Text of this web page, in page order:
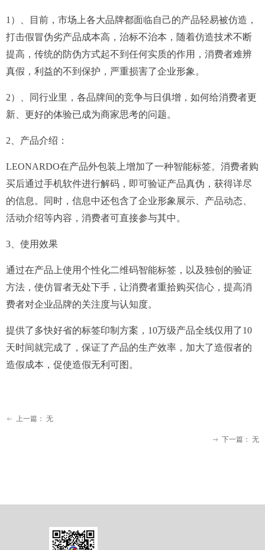
1）、目前，市场上各大品牌都面临自己的产品轻易被仿造，
打击假冒伪劣产品成本高，治标不治本，随着仿造技术不断
提高，传统的防伪方式起不到任何实质的作用，消费者难辨
真假，利益的不到保护，严重损害了企业形象。
2）、同行业里，各品牌间的竞争与日俱增，如何给消费者更
新、更好的体验已成为商家思考的问题。
2、产品介绍：
LEONARDO在产品外包装上增加了一种智能标签。消费者购
买后通过手机软件进行解码，即可验证产品真伪，获得详尽
的信息。同时，信息中还包含了企业形象展示、产品动态、
活动介绍等内容，消费者可直接参与其中。
3、使用效果
通过在产品上使用个性化二维码智能标签，以及独创的验证
方法，使仿冒者无处下手，让消费者重拾购买信心，提高消
费者对企业品牌的关注度与认知度。
提供了多快好省的标签印制方案，10万级产品全线仅用了10
天时间就完成了，保证了产品的生产效率，加大了造假者的
造假成本，促使造假无利可图。
ꂃ 上一篇： 无
ꁹ 下一篇： 无